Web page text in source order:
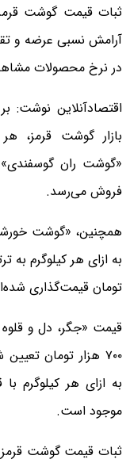
ثبات قیمت گوشت قرمز
آرامش نسبی عرضه و
در نرخ محصولات
اقتصادآنلاین نوشت:
بازار گوشت قرمز،
فروش می‌رسد.
همچنین، «گوشت
تومان قیمت‌گذاری
۷۰۰ هزار تومان
موجود است.
ثبات قیمت گوشت قرمز